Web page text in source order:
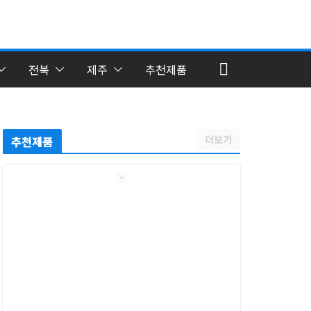
전북 제주 추천제품
추천제품 더보기